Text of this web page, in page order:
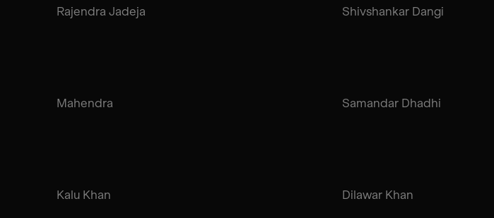
Rajendra Jadeja
Shivshankar Dangi
Mahendra
Samandar Dhadhi
Kalu Khan
Dilawar Khan